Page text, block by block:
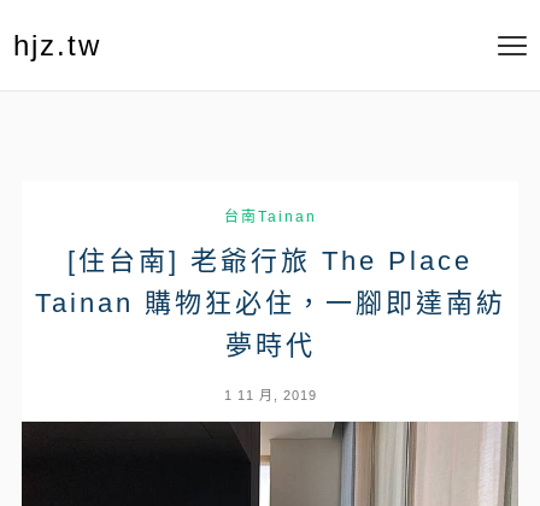
hjz.tw
台南Tainan
[住台南] 老爺行旅 The Place
Tainan 購物狂必住，一腳即達南紡
夢時代
1 11 月, 2019